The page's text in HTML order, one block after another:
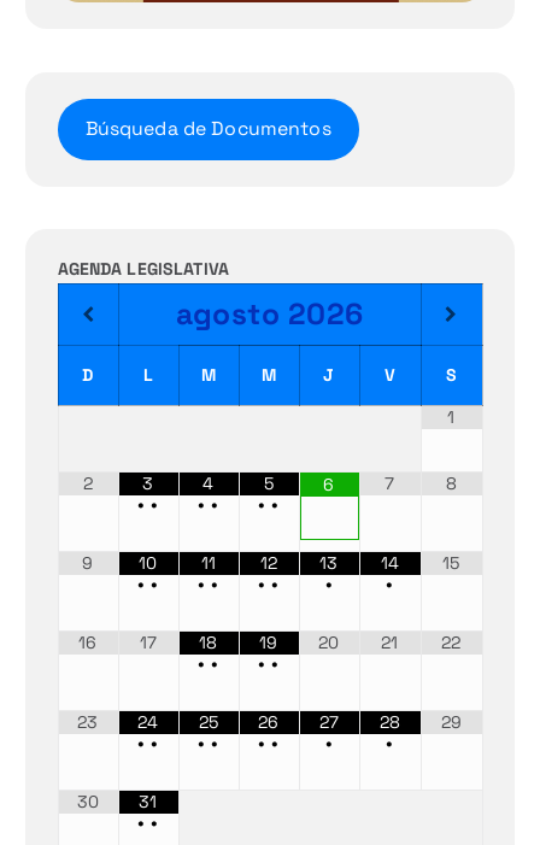
Búsqueda de Documentos
AGENDA LEGISLATIVA
agosto 2026
D L M M J V
S
1
2
3
••
4
••
5
••
6 7 8
9
10
••
11
••
12
••
13
•
14
•
15
16 17
18
••
19
••
20 21 22
23
24
••
25
••
26
••
27
•
28
•
29
30
31
••